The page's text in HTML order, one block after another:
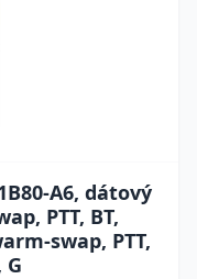
A6, dátový
PTT, BT,
swap, PTT,
G